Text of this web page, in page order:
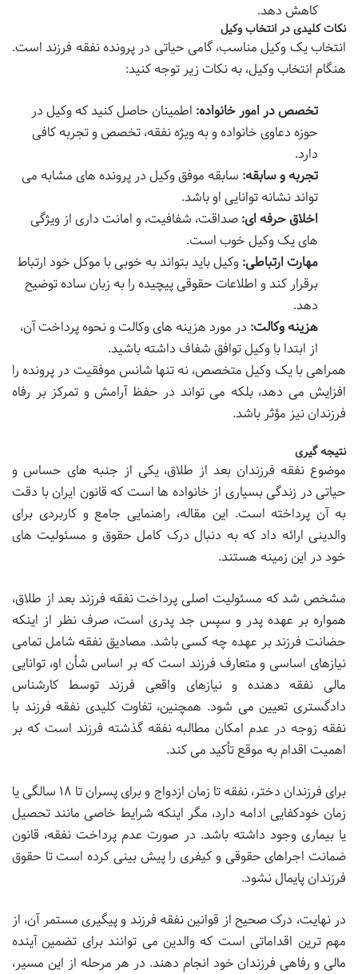
کاهش دهد.
نکات کلیدی در انتخاب وکیل
انتخاب یک وکیل مناسب، گامی حیاتی در پرونده نفقه فرزند است.
هنگام انتخاب وکیل، به نکات زیر توجه کنید:
تخصص در امور خانواده: اطمینان حاصل کنید که وکیل در
حوزه دعاوی خانواده و به ویژه نفقه، تخصص و تجربه کافی
دارد.
تجربه و سابقه: سابقه موفق وکیل در پرونده های مشابه می
تواند نشانه توانایی او باشد.
اخلاق حرفه ای: صداقت، شفافیت، و امانت داری از ویژگی
های یک وکیل خوب است.
مهارت ارتباطی: وکیل باید بتواند به خوبی با موکل خود ارتباط
برقرار کند و اطلاعات حقوقی پیچیده را به زبان ساده توضیح
دهد.
هزینه وکالت: در مورد هزینه های وکالت و نحوه پرداخت آن،
از ابتدا با وکیل توافق شفاف داشته باشید.
همراهی با یک وکیل متخصص، نه تنها شانس موفقیت در پرونده را
افزایش می دهد، بلکه می تواند در حفظ آرامش و تمرکز بر رفاه
فرزندان نیز مؤثر باشد.
نتیجه گیری
موضوع نفقه فرزندان بعد از طلاق، یکی از جنبه های حساس و
حیاتی در زندگی بسیاری از خانواده ها است که قانون ایران با دقت
به آن پرداخته است. این مقاله، راهنمایی جامع و کاربردی برای
والدینی ارائه داد که به دنبال درک کامل حقوق و مسئولیت های
خود در این زمینه هستند.
مشخص شد که مسئولیت اصلی پرداخت نفقه فرزند بعد از طلاق،
همواره بر عهده پدر و سپس جد پدری است، صرف نظر از اینکه
حضانت فرزند بر عهده چه کسی باشد. مصادیق نفقه شامل تمامی
نیازهای اساسی و متعارف فرزند است که بر اساس شأن او، توانایی
مالی نفقه دهنده و نیازهای واقعی فرزند توسط کارشناس
دادگستری تعیین می شود. همچنین، تفاوت کلیدی نفقه فرزند با
نفقه زوجه در عدم امکان مطالبه نفقه گذشته فرزند است که بر
اهمیت اقدام به موقع تأکید می کند.
برای فرزندان دختر، نفقه تا زمان ازدواج و برای پسران تا ۱۸ سالگی یا
زمان خودکفایی ادامه دارد، مگر اینکه شرایط خاصی مانند تحصیل
یا بیماری وجود داشته باشد. در صورت عدم پرداخت نفقه، قانون
ضمانت اجراهای حقوقی و کیفری را پیش بینی کرده است تا حقوق
فرزندان پایمال نشود.
در نهایت، درک صحیح از قوانین نفقه فرزند و پیگیری مستمر آن، از
مهم ترین اقداماتی است که والدین می توانند برای تضمین آینده
مالی و رفاهی فرزندان خود انجام دهند. در هر مرحله از این مسیر،